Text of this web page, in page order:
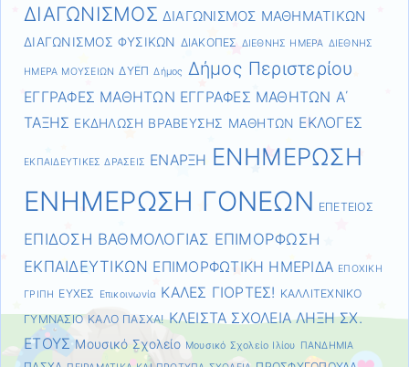
ΔΙΑΓΩΝΙΣΜΟΣ ΔΙΑΓΩΝΙΣΜΟΣ ΜΑΘΗΜΑΤΙΚΩΝ
ΔΙΑΓΩΝΙΣΜΟΣ ΦΥΣΙΚΩΝ ΔΙΑΚΟΠΕΣ ΔΙΕΘΝΗΣ ΗΜΕΡΑ ΔΙΕΘΝΗΣ
ΗΜΕΡΑ ΜΟΥΣΕΙΩΝ ΔΥΕΠ Δήμος Δήμος Περιστερίου
ΕΓΓΡΑΦΕΣ ΜΑΘΗΤΩΝ ΕΓΓΡΑΦΕΣ ΜΑΘΗΤΩΝ Α΄
ΤΑΞΗΣ ΕΚΔΗΛΩΣΗ ΒΡΑΒΕΥΣΗΣ ΜΑΘΗΤΩΝ ΕΚΛΟΓΕΣ
ΕΚΠΑΙΔΕΥΤΙΚΕΣ ΔΡΑΣΕΙΣ ΕΝΑΡΞΗ ΕΝΗΜΕΡΩΣΗ
ΕΝΗΜΕΡΩΣΗ ΓΟΝΕΩΝ ΕΠΕΤΕΙΟΣ
ΕΠΙΔΟΣΗ ΒΑΘΜΟΛΟΓΙΑΣ ΕΠΙΜΟΡΦΩΣΗ
ΕΚΠΑΙΔΕΥΤΙΚΩΝ ΕΠΙΜΟΡΦΩΤΙΚΗ ΗΜΕΡΙΔΑ ΕΠΟΧΙΚΗ
ΓΡΙΠΗ ΕΥΧΕΣ Επικοινωνία ΚΑΛΕΣ ΓΙΟΡΤΕΣ! ΚΑΛΛΙΤΕΧΝΙΚΟ
ΓΥΜΝΑΣΙΟ ΚΑΛΟ ΠΑΣΧΑ! ΚΛΕΙΣΤΑ ΣΧΟΛΕΙΑ ΛΗΞΗ ΣΧ.
ΕΤΟΥΣ Μουσικό Σχολείο Μουσικό Σχολείο Ιλίου ΠΑΝΔΗΜΙΑ